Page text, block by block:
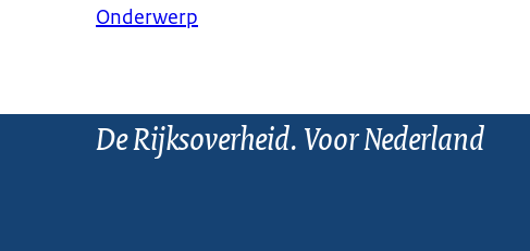
Onderwerp
De Rijksoverheid. Voor Nederland